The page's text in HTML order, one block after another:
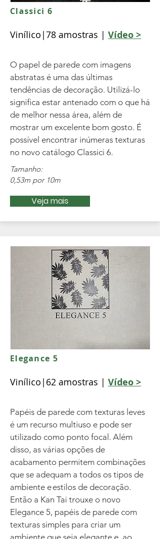
Classici 6
Vinílico|78 amostras | Vídeo >
O papel de parede com imagens
abstratas é uma das últimas
tendências de decoração. Utilizá-lo
significa estar antenado com o que há
de melhor nessa área, além de
mostrar um excelente bom gosto. É
possível encontrar inúmeras texturas
no novo catálogo Classici 6.
Tamanho:
0,53m por 10m
Veja mais
Elegance 5
Vinílico|62 amostras | Vídeo >
Papéis de parede com texturas leves
é um recurso multiuso e pode ser
utilizado como ponto focal. Além
disso, as várias opções de
acabamento permitem combinações
que se adequam a todos os tipos de
ambiente e estilos de decoração.
Então a Kan Tai trouxe o novo
Elegance 5, papéis de parede com
texturas simples para criar um
ambiente que seja elegante e, ao